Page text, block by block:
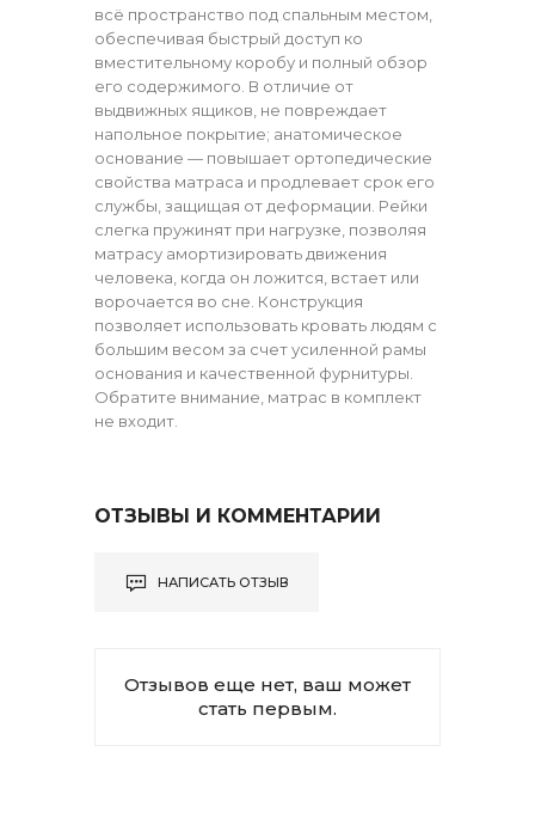
всё пространство под спальным местом,
обеспечивая быстрый доступ ко
вместительному коробу и полный обзор
его содержимого. В отличие от
выдвижных ящиков, не повреждает
напольное покрытие; анатомическое
основание — повышает ортопедические
свойства матраса и продлевает срок его
службы, защищая от деформации. Рейки
слегка пружинят при нагрузке, позволяя
матрасу амортизировать движения
человека, когда он ложится, встает или
ворочается во сне. Конструкция
позволяет использовать кровать людям с
большим весом за счет усиленной рамы
основания и качественной фурнитуры.
Обратите внимание, матрас в комплект
не входит.
ОТЗЫВЫ И КОММЕНТАРИИ
НАПИСАТЬ ОТЗЫВ
Отзывов еще нет, ваш может
стать первым.